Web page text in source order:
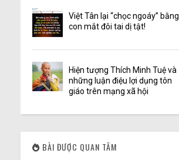
Việt Tân lại “chọc ngoáy” bằng
con mắt đôi tai dị tật!
Hiện tượng Thích Minh Tuệ và
những luận điệu lợi dụng tôn
giáo trên mạng xã hội
BÀI ĐƯỢC QUAN TÂM